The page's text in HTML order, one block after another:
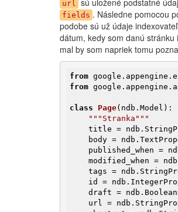
url sú uložené podstatné
fields . Následne pomocou
podobe sú už údaje
dátum, kedy som danú
mal by som napriek tomu
from
from
class Page(ndb.Model) :
"""Stranka"""
title =
published_when
tags =
draft =